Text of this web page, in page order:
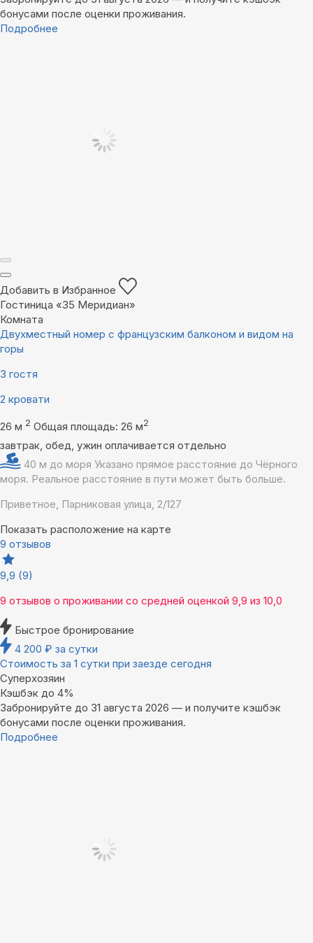
бонусами после оценки проживания.
Подробнее
Добавить в Избранное
Гостиница «35 Меридиан»
Комната
Двухместный номер с французским балконом и видом на
горы
3 гостя
2 кровати
26 м 2 Общая площадь: 26 м2
завтрак, обед, ужин оплачивается отдельно
40 м до моря Указано прямое расстояние до Чёрного
моря. Реальное расстояние в пути может быть больше.
Приветное, Парниковая улица, 2/127
Показать расположение на карте
9 отзывов
9,9 (9)
9 отзывов о проживании со средней оценкой 9,9 из 10,0
Быстрое бронирование
4 200 ₽ за сутки
Стоимость за 1 сутки при заезде сегодня
Суперхозяин
Кэшбэк до 4%
Забронируйте до 31 августа 2026 — и получите кэшбэк
бонусами после оценки проживания.
Подробнее